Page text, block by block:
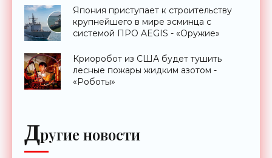
Япония приступает к строительству
крупнейшего в мире эсминца с
системой ПРО AEGIS - «Оружие»
Криоробот из США будет тушить
лесные пожары жидким азотом -
«Роботы»
Другие новости